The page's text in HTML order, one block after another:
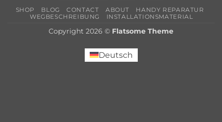
SHOP BLOG CONTACT ABOUT
HANDY REPARATUR
WEGBESCHREIBUNG
INSTALLATIONSMATERIAL
Copyright 2026 © Flatsome Theme
Deutsch